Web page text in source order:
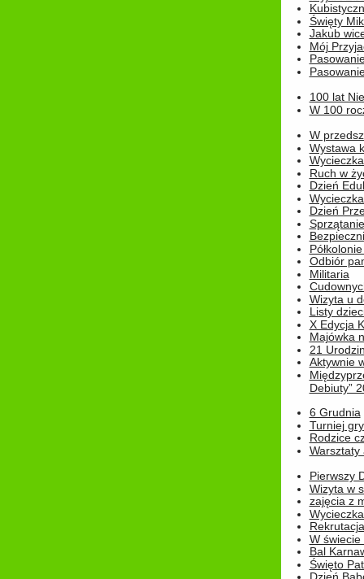
Święty
Jakub
Mój
100 lat
W 100
W
Wystawa
Ruch w
Dzień
Dzień
Odbiór
Militaria
Wizyta u
Listy
X Edycja
Majówka
21
Aktywnie
Debiuty”
6 Grudnia
Turniej
Rodzice
Warsztaty
Pierwszy
Wizyta w
zajęcia z
W świecie
Bal
Święto